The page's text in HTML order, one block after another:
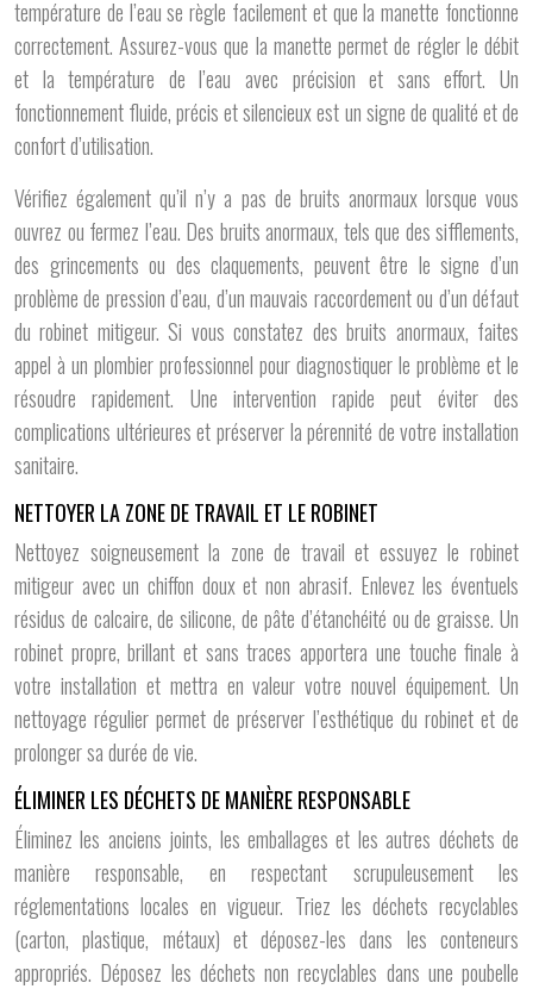
température de l’eau se règle facilement et que la manette fonctionne
correctement. Assurez-vous que la manette permet de régler le débit
et la température de l’eau avec précision et sans effort. Un
fonctionnement fluide, précis et silencieux est un signe de qualité et de
confort d’utilisation.
Vérifiez également qu’il n’y a pas de bruits anormaux lorsque vous
ouvrez ou fermez l’eau. Des bruits anormaux, tels que des sifflements,
des grincements ou des claquements, peuvent être le signe d’un
problème de pression d’eau, d’un mauvais raccordement ou d’un défaut
du robinet mitigeur. Si vous constatez des bruits anormaux, faites
appel à un plombier professionnel pour diagnostiquer le problème et le
résoudre rapidement. Une intervention rapide peut éviter des
complications ultérieures et préserver la pérennité de votre installation
sanitaire.
NETTOYER LA ZONE DE TRAVAIL ET LE ROBINET
Nettoyez soigneusement la zone de travail et essuyez le robinet
mitigeur avec un chiffon doux et non abrasif. Enlevez les éventuels
résidus de calcaire, de silicone, de pâte d’étanchéité ou de graisse. Un
robinet propre, brillant et sans traces apportera une touche finale à
votre installation et mettra en valeur votre nouvel équipement. Un
nettoyage régulier permet de préserver l’esthétique du robinet et de
prolonger sa durée de vie.
ÉLIMINER LES DÉCHETS DE MANIÈRE RESPONSABLE
Éliminez les anciens joints, les emballages et les autres déchets de
manière responsable, en respectant scrupuleusement les
réglementations locales en vigueur. Triez les déchets recyclables
(carton, plastique, métaux) et déposez-les dans les conteneurs
appropriés. Déposez les déchets non recyclables dans une poubelle